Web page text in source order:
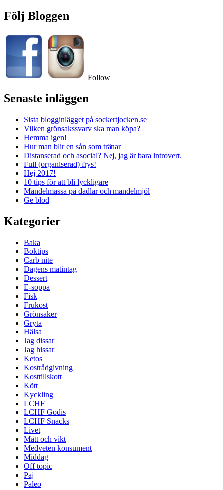
Följ Bloggen
Follow
Senaste inläggen
Sista blogginlägget på sockertjocken.se
Vilken grönsakssvarv ska man köpa?
Hemma igen!
Hur man blir en sån som tränar
Distanserad och asocial? Nej, jag är bara introvert.
Full (organiserad) frys!
Hej 2017!
10 tips för att bli lyckligare
Mandelmassa på dadlar och mandelmjöl
Ge blod
Kategorier
Baka
Boktips
Carb nite
Dagens matintag
Dessert
E-soppa
Fisk
Frukost
Grönsaker
Gryta
Hälsa
Jag dissar
Jag hissar
Ketos
Kostrådgivning
Kosttillskott
Kött
Kyckling
LCHF
LCHF Godis
LCHF Snacks
Livet
Mått och vikt
Medveten konsument
Middag
Off topic
Paj
Paleo